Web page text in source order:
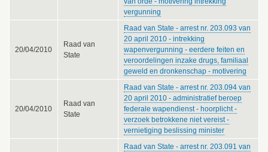
vergunning
20/04/2010
Raad van
State
Raad van State - arrest nr. 203.093 van
20 april 2010 - intrekking
wapenvergunning - eerdere feiten en
veroordelingen inzake drugs, familiaal
geweld en dronkenschap - motivering
20/04/2010
Raad van
State
Raad van State - arrest nr. 203.094 van
20 april 2010 - administratief beroep
federale wapendienst - hoorplicht -
verzoek betrokkene niet vereist -
vernietiging beslissing minister
Raad van State - arrest nr. 203.091 van